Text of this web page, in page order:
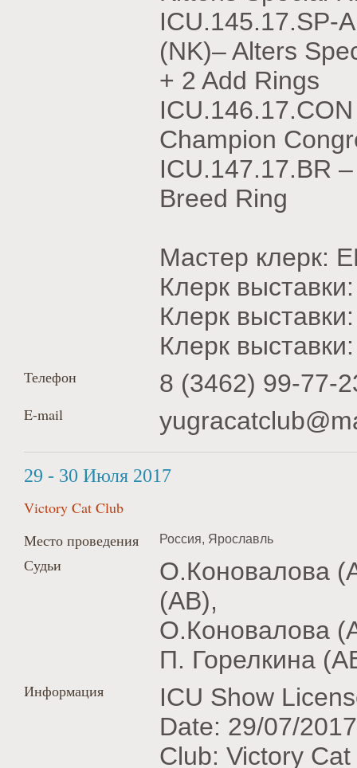
ICU.145.17.SP-
(NK)– Alters
+ 2 Add Rings
Champion
ICU.147.17.BR
Breed Ring
Мастер клерк:
Клерк
Клерк
Клерк
Телефон 8 (3462) 99-77-
E-mail
29 - 30 Июля 2017
Victory Cat Club
Место проведения
Россия, Ярославль
Судьи
О.Коновалова
(AB),
О.Коновалова
П. Горелкина
Информация
ICU Show
Date: 29/07/2017
Club: Victory